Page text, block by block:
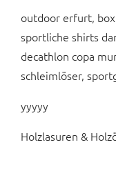
outdoor erfurt,
sportliche shirts
decathlon copa
schleimlöser,
yyyyy
Holzlasuren &